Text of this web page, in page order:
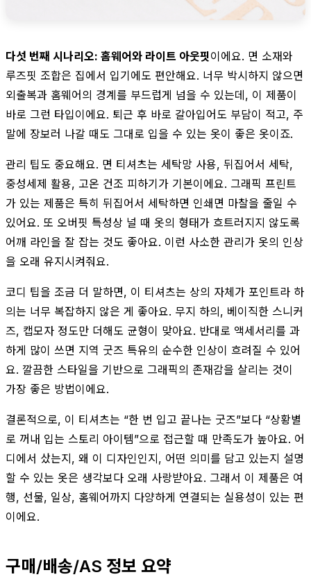
다섯 번째 시나리오: 홈웨어와 라이트 아웃핏이에요. 면 소재와
루즈핏 조합은 집에서 입기에도 편안해요. 너무 박시하지 않으면
외출복과 홈웨어의 경계를 부드럽게 넘을 수 있는데, 이 제품이
바로 그런 타입이에요. 퇴근 후 바로 갈아입어도 부담이 적고, 주
말에 장보러 나갈 때도 그대로 입을 수 있는 옷이 좋은 옷이죠.
관리 팁도 중요해요. 면 티셔츠는 세탁망 사용, 뒤집어서 세탁,
중성세제 활용, 고온 건조 피하기가 기본이에요. 그래픽 프린트
가 있는 제품은 특히 뒤집어서 세탁하면 인쇄면 마찰을 줄일 수
있어요. 또 오버핏 특성상 널 때 옷의 형태가 흐트러지지 않도록
어깨 라인을 잘 잡는 것도 좋아요. 이런 사소한 관리가 옷의 인상
을 오래 유지시켜줘요.
코디 팁을 조금 더 말하면, 이 티셔츠는 상의 자체가 포인트라 하
의는 너무 복잡하지 않은 게 좋아요. 무지 하의, 베이직한 스니커
즈, 캡모자 정도만 더해도 균형이 맞아요. 반대로 액세서리를 과
하게 많이 쓰면 지역 굿즈 특유의 순수한 인상이 흐려질 수 있어
요. 깔끔한 스타일을 기반으로 그래픽의 존재감을 살리는 것이
가장 좋은 방법이에요.
결론적으로, 이 티셔츠는 “한 번 입고 끝나는 굿즈”보다 “상황별
로 꺼내 입는 스토리 아이템”으로 접근할 때 만족도가 높아요. 어
디에서 샀는지, 왜 이 디자인인지, 어떤 의미를 담고 있는지 설명
할 수 있는 옷은 생각보다 오래 사랑받아요. 그래서 이 제품은 여
행, 선물, 일상, 홈웨어까지 다양하게 연결되는 실용성이 있는 편
이에요.
구매/배송/AS 정보 요약